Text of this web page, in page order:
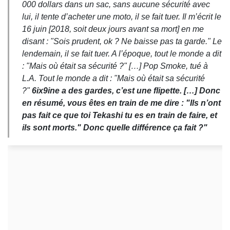
000 dollars dans un sac, sans aucune sécurité avec
lui, il tente d’acheter une moto, il se fait tuer. Il m’écrit le
16 juin [2018, soit deux jours avant sa mort] en me
disant : "Sois prudent, ok ? Ne baisse pas ta garde." Le
lendemain, il se fait tuer. A l’époque, tout le monde a dit
: "Mais où était sa sécurité ?" […] Pop Smoke, tué à
L.A. Tout le monde a dit : "Mais où était sa sécurité
?"6ix9ine a des gardes, c’est une flipette. […] Donc
en résumé, vous êtes en train de me dire : "Ils n’ont
pas fait ce que toi Tekashi tu es en train de faire, et
ils sont morts." Donc quelle différence ça fait ?"